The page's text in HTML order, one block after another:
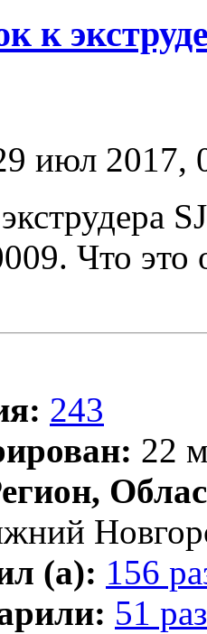
к
июл 2017,
Что это
243
22
(а): 156
51 раз